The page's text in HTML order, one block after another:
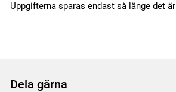
Uppgifterna sparas endast så länge det
Dela gärna